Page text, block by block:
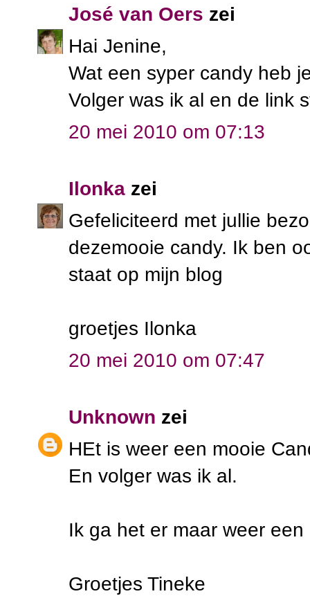
José van Oers zei
Hai Jenine,
Wat een syper candy heb
Volger was ik al en de link
20 mei 2010 om 07:13
Ilonka zei
Gefeliciteerd met jullie
dezemooie candy. Ik ben
staat op mijn blog
groetjes Ilonka
20 mei 2010 om 07:47
Unknown zei
HEt is weer een mooie
En volger was ik al.
Ik ga het er maar weer
Groetjes Tineke